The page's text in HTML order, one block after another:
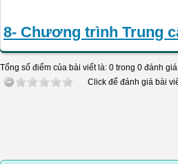
8- Chương trình Trung
Tổng số điểm của bài viết là: 0 trong 0 đánh giá
Click để đánh giá bài